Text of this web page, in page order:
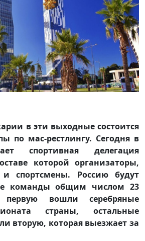
в эти выходные состоится
по мас-рестлингу. Сегодня в
спортивная делегация
которой организаторы,
спортсмены. Россию будут
команды общим числом 23
вошли серебряные
страны, остальные
вторую, которая выезжает за